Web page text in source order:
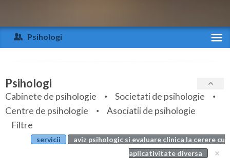
Arad
Arges
Bihor
Bistrita-Nasaud
Botosani
Psihologi
Specialitati
Servicii
Articole
Evenimente
Psihologi
Cabinete de psihologie
Societati de psihologie
Centre de psihologie
Asociatii de psihologie
Filtre
servicii
aviz psihologic si evaluare clinica la cerere cu
aplicativitate diversa